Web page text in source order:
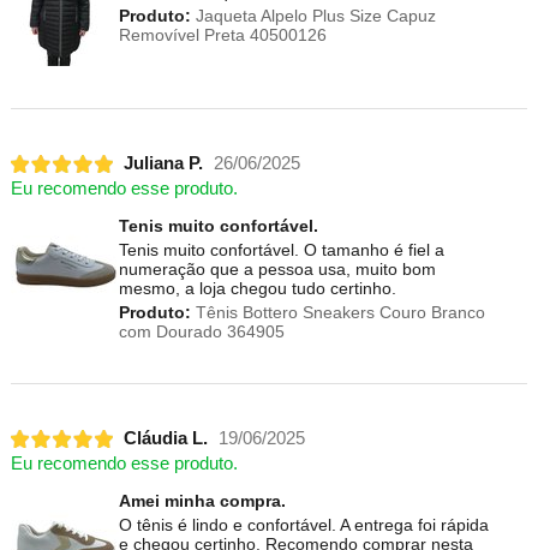
Produto: Jaqueta Alpelo Plus Size Capuz
Removível Preta 40500126
Juliana P.
26/06/2025
Eu recomendo esse produto.
Tenis muito confortável.
Tenis muito confortável. O tamanho é fiel a
numeração que a pessoa usa, muito bom
mesmo, a loja chegou tudo certinho.
Produto: Tênis Bottero Sneakers Couro Branco
com Dourado 364905
Cláudia L.
19/06/2025
Eu recomendo esse produto.
Amei minha compra.
O tênis é lindo e confortável. A entrega foi rápida
e chegou certinho. Recomendo comprar nesta